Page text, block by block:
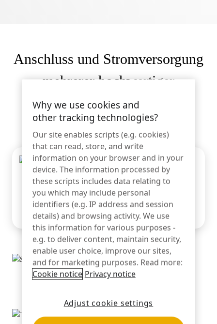
Gastgewerbe und Restaurants
Fixture Builders
Bankwesen
Bildung
Verkaufsstelle
Tablet-Ständer
Anschluss und Stromversorgung
mehrerer hochwertiger
Elektronikgeräte.
Why we use cookies and
other tracking technologies?
Our site enables scripts (e.g. cookies)
that can read, store, and write
information on your browser and in your
device. The information processed by
these scripts includes data relating to
you which may include personal
identifiers (e.g. IP address and session
details) and browsing activity. We use
this information for various purposes -
e.g. to deliver content, maintain security,
enable user choice, improve our sites,
and for marketing purposes. Read more:
Cookie notice Privacy notice
Adjust cookie settings